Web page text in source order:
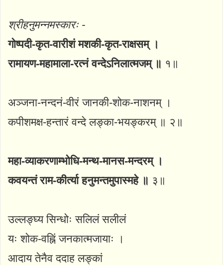
श्रीहनुमन्नमस्कारः -
गोष्पदी-कृत-वारीशं मशकी-कृत-राक्षसम् ।
रामायण-महामाला-रत्नं वन्देऽनिलात्मजम् ॥ १॥
अञ्जना-नन्दनं-वीरं जानकी-शोक-नाशनम् ।
कपीशमक्ष-हन्तारं वन्दे लङ्का-भयङ्करम् ॥ २॥
महा-व्याकरणाम्भोधि-मन्थ-मानस-मन्दरम् ।
कवयन्तं राम-कीर्त्या हनुमन्तमुपास्महे ॥ ३॥
उल्लङ्घ्य सिन्धोः सलिलं सलीलं
यः शोक-वह्निं जनकात्मजायाः ।
आदाय तेनैव ददाह लङ्कां